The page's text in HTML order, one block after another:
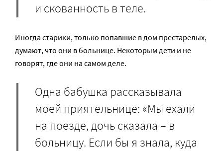
и скованность в теле.
Иногда старики, только попавшие в дом престарелых,
думают, что они в больнице. Некоторым дети и не
говорят, где они на самом деле.
Одна бабушка рассказывала
моей приятельнице: «Мы ехали
на поезде, дочь сказала – в
больницу. Если бы я знала, куда